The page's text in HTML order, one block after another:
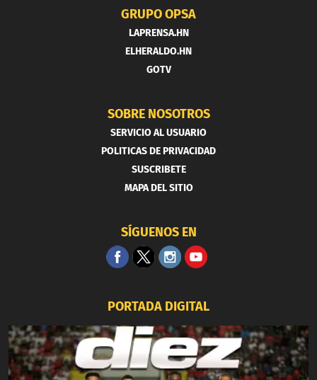
GRUPO OPSA
LAPRENSA.HN
ELHERALDO.HN
GOTV
SOBRE NOSOTROS
SERVICIO AL USUARIO
POLITICAS DE PRIVACIDAD
SUSCRIBETE
MAPA DEL SITIO
SÍGUENOS EN
PORTADA DIGITAL